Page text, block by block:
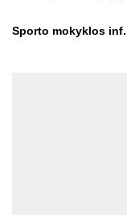
Sporto mokyklos inf.